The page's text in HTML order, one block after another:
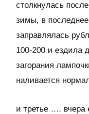
столкнулась
зимы, в
заправлялась
100-200 и ездила
загорания
наливается
и третье …. вчера